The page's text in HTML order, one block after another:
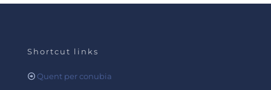
Shortcut links
Quent per conubia